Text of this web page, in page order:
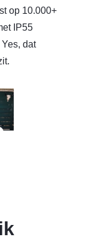
op 10.000+
IP55
dat